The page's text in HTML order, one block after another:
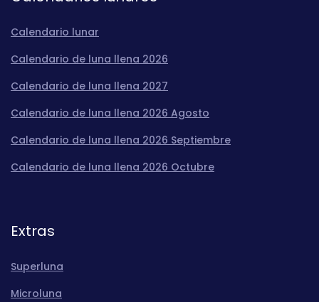
Calendario lunar
Calendario de luna llena 2026
Calendario de luna llena 2027
Calendario de luna llena 2026 Agosto
Calendario de luna llena 2026 Septiembre
Calendario de luna llena 2026 Octubre
Extras
Superluna
Microluna